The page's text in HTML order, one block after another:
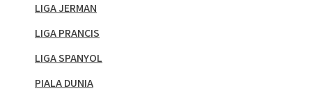
LIGA JERMAN
LIGA PRANCIS
LIGA SPANYOL
PIALA DUNIA